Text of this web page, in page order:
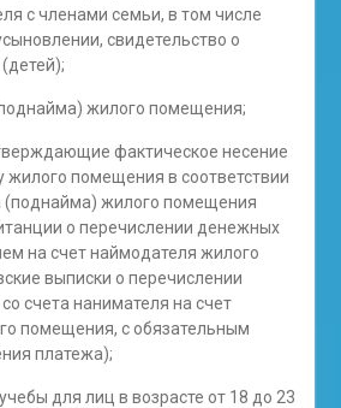
с членами семьи, в том числе
свидетельство о
жилого помещения;
фактическое несение
жилого помещения в соответствии
(поднайма) жилого помещения
о перечислении денежных
на счет наймодателя жилого
выписки о перечислении
счета нанимателя на счет
помещения, с обязательным
платежа);
для лиц в возрасте от 18 до 23